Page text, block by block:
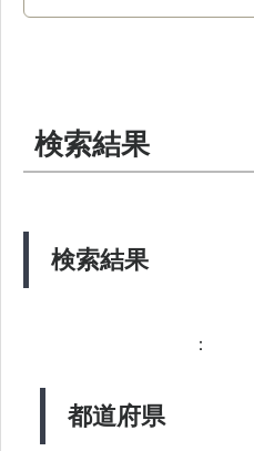
検索結果
検索結果
都道府県
：